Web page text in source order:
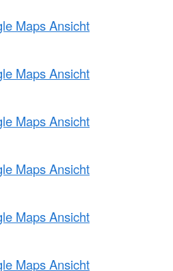
Maps Ansicht
Maps Ansicht
Maps Ansicht
Maps Ansicht
Maps Ansicht
Maps Ansicht